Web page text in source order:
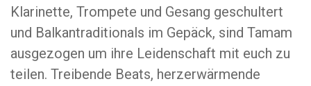
Klarinette, Trompete und Gesang geschultert
und Balkantraditionals im Gepäck, sind Tamam
ausgezogen um ihre Leidenschaft mit euch zu
teilen. Treibende Beats, herzerwärmende